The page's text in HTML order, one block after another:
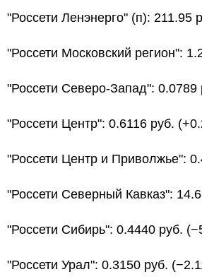
"Россети Ленэнерго" (п): 211.95
"Россети Московский регион":
"Россети Северо-Запад": 0.0789
"Россети Центр": 0.6116 руб.
"Россети Центр и Приволжье":
"Россети Северный Кавказ":
"Россети Сибирь": 0.4440 руб.
"Россети Урал": 0.3150 руб.